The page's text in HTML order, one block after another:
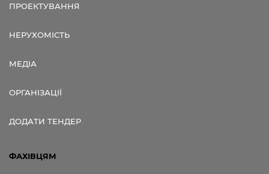
ПРОЕКТУВАННЯ
НЕРУХОМІСТЬ
МЕДІА
ОРГАНІЗАЦІЇ
ДОДАТИ ТЕНДЕР
ФАХІВЦЯМ